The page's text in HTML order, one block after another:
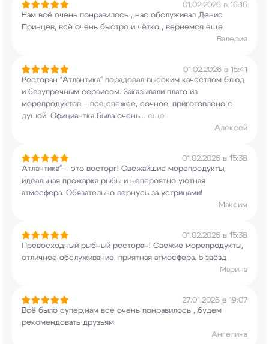
01.02.2026 в 16:16
Нам всё очень понравилось , нас обслуживал Денис
Принцев, всё очень быстро и чётко , вернемся еще
Валерия
01.02.2026 в 15:41
Ресторан "Атлантика" порадовал высоким качеством блюд
и безупречным сервисом. Заказывали плато из
морепродуктов – все свежее, сочное, приготовлено с
душой. Официантка была очень... еще
Алексей
01.02.2026 в 15:38
Атлантика" – это восторг! Свежайшие морепродукты,
идеальная прожарка рыбы и невероятно уютная
атмосфера. Обязательно вернусь за устрицами!
Максим
01.02.2026 в 15:38
Превосходный рыбный ресторан! Свежие морепродукты,
отличное обслуживание, приятная атмосфера. 5 звёзд
Марина
27.01.2026 в 19:07
Всё было супер,нам все очень понравилось , будем
рекомендовать друзьям
Ангелина